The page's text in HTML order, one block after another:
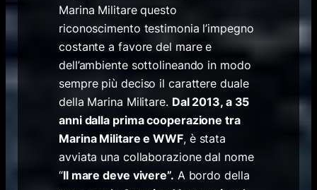
Marina Militare questo
riconoscimento testimonia l’impegno
costante a favore del mare e
dell’ambiente sottolineando in modo
sempre più deciso il carattere duale
della Marina Militare. Dal 2013, a 35
anni dalla prima cooperazione tra
Marina Militare e WWF, è stata
avviata una collaborazione dal nome
“Il mare deve vivere”. A bordo della